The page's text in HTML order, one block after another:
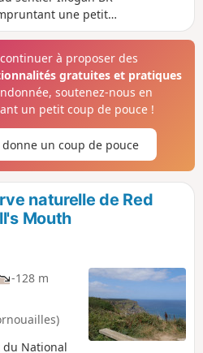
une petite
sud-ouest.
à proposer des
gratuites et pratiques
soutenez-nous en
un petit coup de pouce !
donne un coup de pouce
naturelle de Red
Mouth
-128 m
National